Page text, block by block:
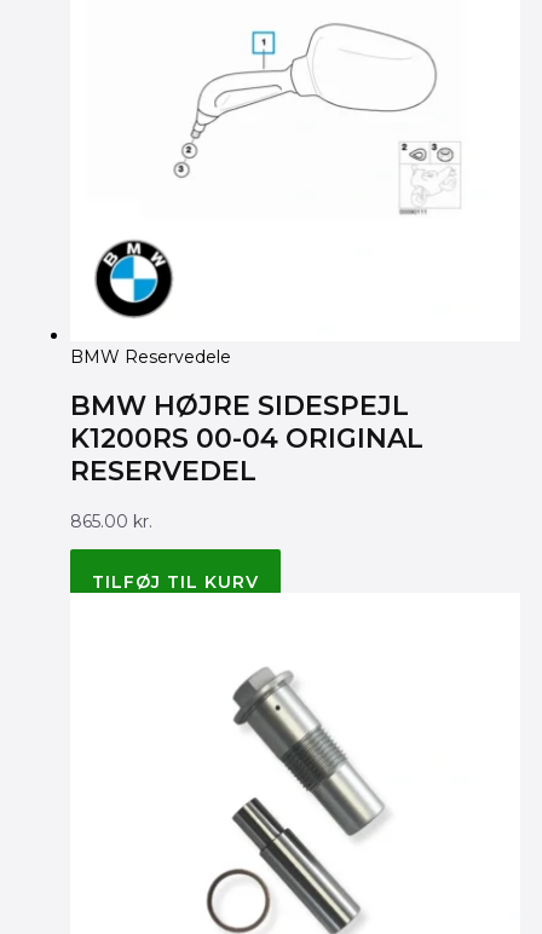
BMW Reservedele
BMW HØJRE SIDESPEJL
K1200RS 00-04 ORIGINAL
RESERVEDEL
865.00 kr.
BMW ORIGINAL 51167653774
TILFØJ TIL KURV